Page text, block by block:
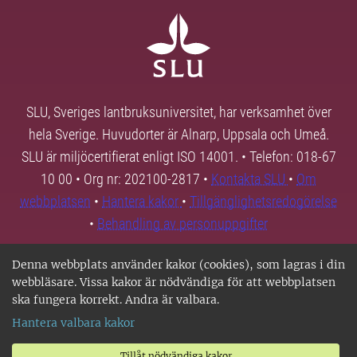
Denna webbplats använder kakor (cookies), som lagras i din
webbläsare. Vissa kakor är nödvändiga för att webbplatsen
ska fungera korrekt. Andra är valbara.
Hantera valbara kakor
SLU, Sveriges lantbruksuniversitet, har verksamhet över
hela Sverige. Huvudorter är Alnarp, Uppsala och Umeå.
SLU är miljöcertifierat enligt ISO 14001. • Telefon: 018-67
10 00 • Org nr: 202100-2817 • Kontakta SLU • Om
webbplatsen • Hantera kakor • Tillgänglighetsredogörelse
• Behandling av personuppgifter